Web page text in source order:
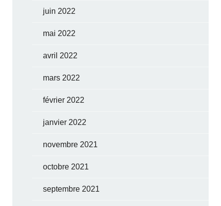
juin 2022
mai 2022
avril 2022
mars 2022
février 2022
janvier 2022
novembre 2021
octobre 2021
septembre 2021